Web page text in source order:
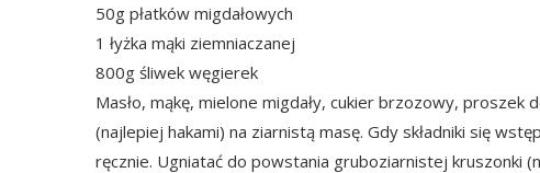
50g płatków migdałowych
1 łyżka mąki ziemniaczanej
800g śliwek węgierek
Masło, mąkę, mielone migdały, cukier brzozowy,
(najlepiej hakami) na ziarnistą masę. Gdy składniki się
ręcznie. Ugniatać do powstania gruboziarnistej kruszonki